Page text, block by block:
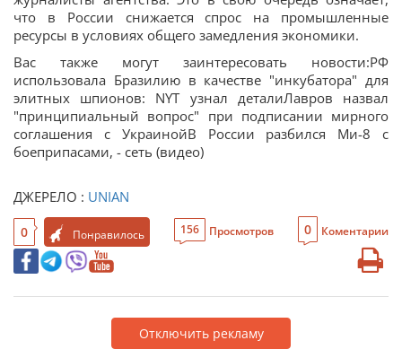
что в России снижается спрос на промышленные
ресурсы в условиях общего замедления экономики.
Вас также могут заинтересовать новости:РФ
использовала Бразилию в качестве "инкубатора" для
элитных шпионов: NYT узнал деталиЛавров назвал
"принципиальный вопрос" при подписании мирного
соглашения с УкраинойВ России разбился Ми-8 с
боеприпасами, - сеть (видео)
ДЖЕРЕЛО : UNIAN
0 Понравилось 156 Просмотров 0 Коментарии
Отключить рекламу